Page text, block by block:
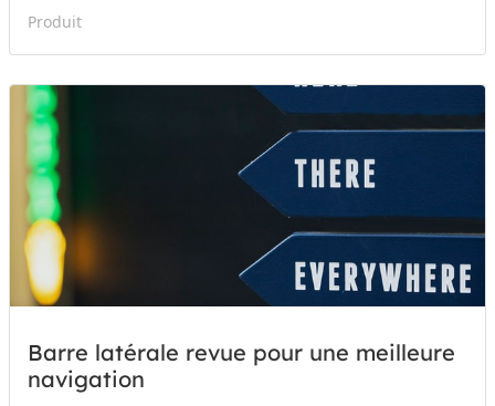
Produit
Barre latérale revue pour une meilleure
navigation